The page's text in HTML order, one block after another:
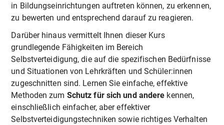
in Bildungseinrichtungen auftreten können, zu erkennen,
zu bewerten und entsprechend darauf zu reagieren.
Darüber hinaus vermittelt Ihnen dieser Kurs
grundlegende Fähigkeiten im Bereich
Selbstverteidigung, die auf die spezifischen Bedürfnisse
und Situationen von Lehrkräften und Schüler:innen
zugeschnitten sind. Lernen Sie einfache, effektive
Methoden zum Schutz für sich und andere kennen,
einschließlich einfacher, aber effektiver
Selbstverteidigungstechniken sowie richtiges Verhalten